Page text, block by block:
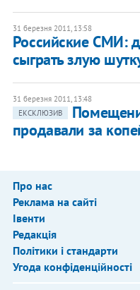
31 березня 2011, 13:58
Российские СМИ:
сыграть злую
31 березня 2011, 13:48
ЕКСКЛЮЗИВ
продавали за
Про нас
Реклама на сайті
Івенти
Редакція
Політики і стандарти
Угода конфіденційності